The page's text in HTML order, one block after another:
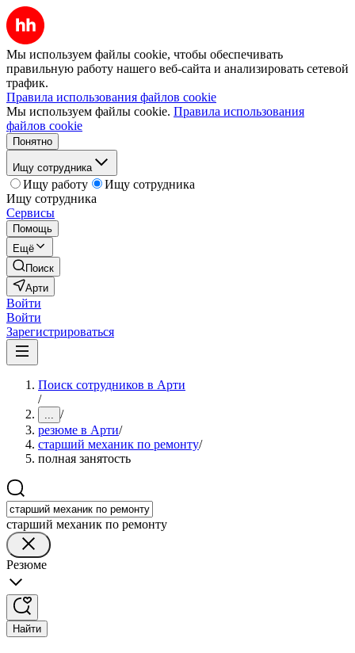
Мы используем файлы cookie, чтобы обеспечивать
правильную работу нашего веб-сайта и анализировать сетевой
трафик.
Правила использования файлов cookie
Мы используем файлы cookie. Правила использования
файлов cookie
Понятно
Ищу сотрудника
Ищу работу
Ищу сотрудника
Ищу сотрудника
Сервисы
Помощь
Ещё
Поиск
Арти
Войти
Войти
Зарегистрироваться
Поиск сотрудников в Арти
/
... /
резюме в Арти/
старший механик по ремонту/
полная занятость
старший механик по ремонту
Резюме
Найти